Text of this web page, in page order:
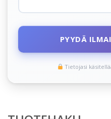
PYYDÄ
Tietojasi